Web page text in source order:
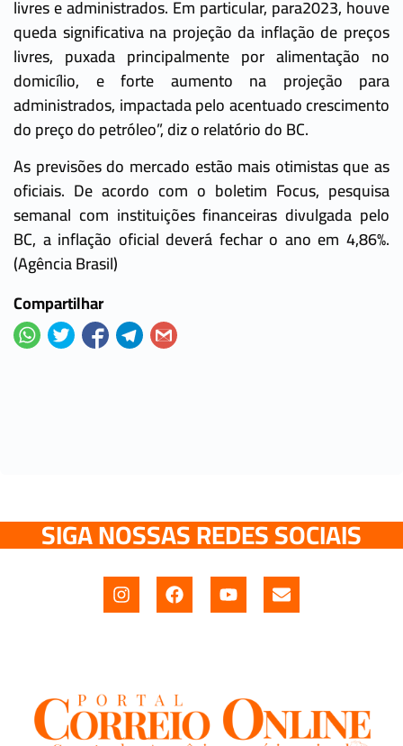
livres e administrados. Em particular, para2023, houve
queda significativa na projeção da inflação de preços
livres, puxada principalmente por alimentação no
domicílio, e forte aumento na projeção para
administrados, impactada pelo acentuado crescimento
do preço do petróleo”, diz o relatório do BC.
As previsões do mercado estão mais otimistas que as
oficiais. De acordo com o boletim Focus, pesquisa
semanal com instituições financeiras divulgada pelo
BC, a inflação oficial deverá fechar o ano em 4,86%.
(Agência Brasil)
Compartilhar
SIGA NOSSAS REDES SOCIAIS